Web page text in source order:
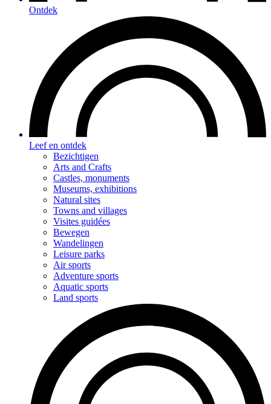
Ontdek
Leef en ontdek
Bezichtigen
Arts and Crafts
Castles, monuments
Museums, exhibitions
Natural sites
Towns and villages
Visites guidées
Bewegen
Wandelingen
Leisure parks
Air sports
Adventure sports
Aquatic sports
Land sports